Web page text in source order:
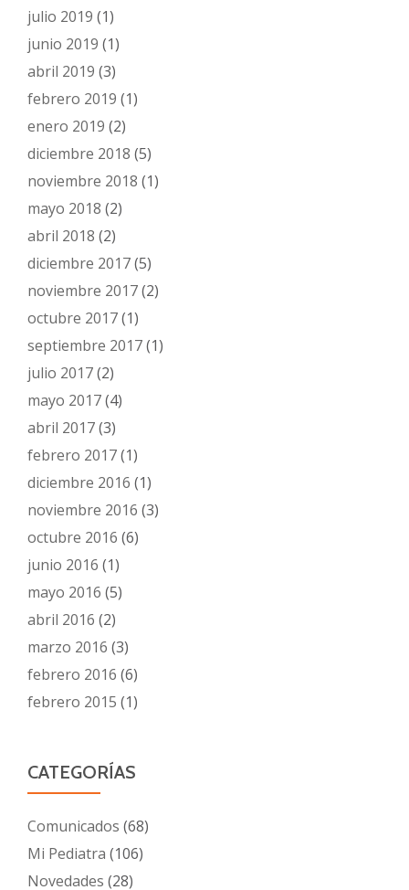
julio 2019 (1)
junio 2019 (1)
abril 2019 (3)
febrero 2019 (1)
enero 2019 (2)
diciembre 2018 (5)
noviembre 2018 (1)
mayo 2018 (2)
abril 2018 (2)
diciembre 2017(5)
noviembre 2017(2)
octubre 2017(1)
septiembre 2017(1)
julio 2017(2)
mayo 2017(4)
abril 2017(3)
febrero 2017(1)
diciembre 2016 (1)
noviembre 2016 (3)
octubre 2016 (6)
junio 2016 (1)
mayo 2016 (5)
abril 2016 (2)
marzo 2016 (3)
febrero 2016 (6)
febrero 2015 (1)
CATEGORÍAS
Comunicados (68)
Mi Pediatra (106)
Novedades (28)